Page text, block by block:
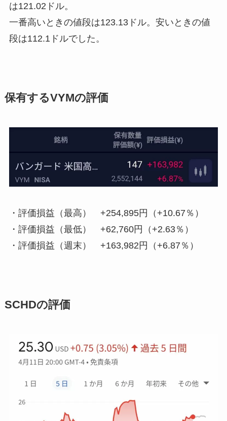
は121.02ドル。
一番高いときの値段は123.13ドル。安いときの値
段は112.1ドルでした。
保有するVYMの評価
・ 評価損益（最高） +254,895円（+10.67％）
・ 評価損益（最低） +62,760円（+2.63％）
・ 評価損益（週末） +163,982円（+6.87％）
SCHDの評価